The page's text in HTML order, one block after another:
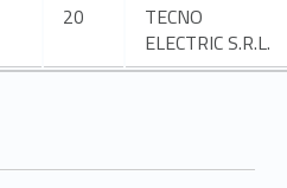
20
TECNO
ELECTRIC S.R.L.